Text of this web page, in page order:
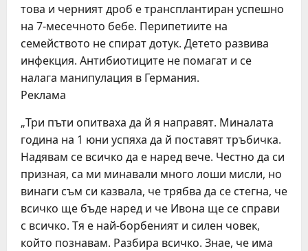
това и черният дроб е трансплантиран успешно
на 7-месечното бебе. Перипетиите на
семейството не спират дотук. Детето развива
инфекция. Антибиотиците не помагат и се
налага манипулация в Германия.
Реклама
„Три пъти опитваха да й я направят. Миналата
година на 1 юни успяха да й поставят тръбичка.
Надявам се всичко да е наред вече. Честно да си
призная, са ми минавали много лоши мисли, но
винаги съм си казвала, че трябва да се стегна, че
всичко ще бъде наред и че Ивона ще се справи
с всичко. Тя е най-борбеният и силен човек,
който познавам. Разбира всичко. Знае, че има